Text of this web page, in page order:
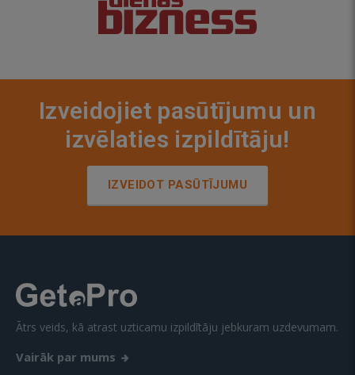
Izveidojiet pasūtījumu un
izvēlaties izpildītāju!
IZVEIDOT PASŪTĪJUMU
Ātrs veids, kā atrast uzticamu izpildītāju jebkuram uzdevumam.
Vairāk par mums